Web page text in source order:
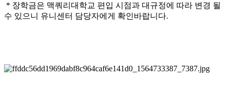
* 장학금은 맥쿼리대학교 편입 시점과 대규정에 따라 변경 될
수 있으니 유니센터 담당자에게 확인바랍니다.